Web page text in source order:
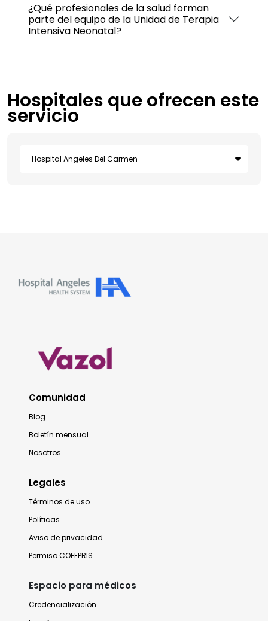
¿Qué profesionales de la salud forman
parte del equipo de la Unidad de Terapia
Intensiva Neonatal?
Hospitales que ofrecen este
servicio
Comunidad
Blog
Boletín mensual
Nosotros
Legales
Términos de uso
Políticas
Aviso de privacidad
Permiso COFEPRIS
Espacio para médicos
Credencialización